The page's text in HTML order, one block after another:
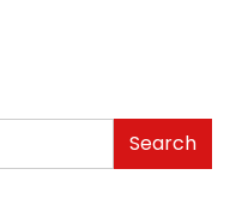
Search